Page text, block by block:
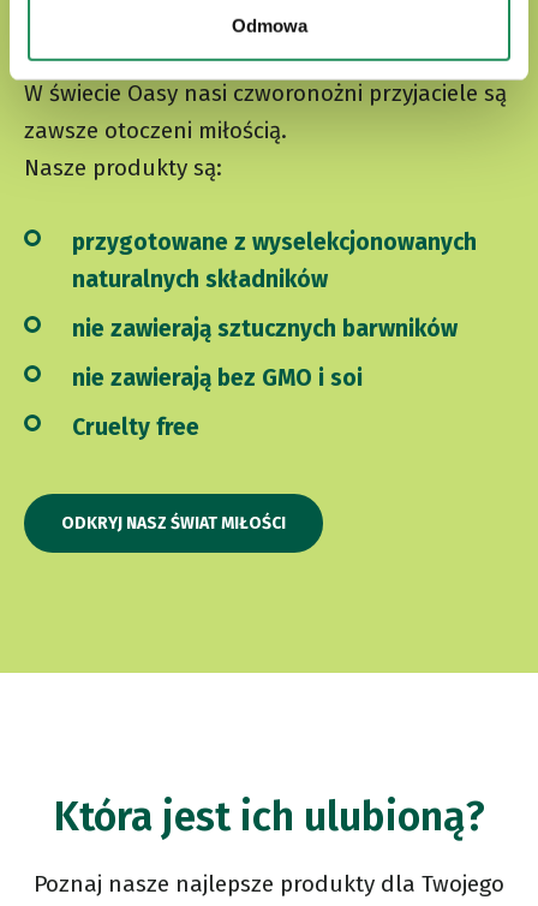
Odmowa
Natural Quality Love
W świecie Oasy nasi czworonożni przyjaciele są
zawsze otoczeni miłością.
Nasze produkty są:
przygotowane z wyselekcjonowanych
naturalnych składników
nie zawierają sztucznych barwników
nie zawierają bez GMO i soi
Cruelty free
ODKRYJ NASZ ŚWIAT MIŁOŚCI
Która jest ich ulubioną?
Poznaj nasze najlepsze produkty dla Twojego